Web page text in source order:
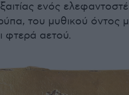
ενός
του μυθικού όντος
φτερά αετού.